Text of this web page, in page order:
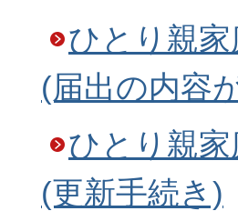
ひとり親
(届出の内容
ひとり親
(更新手続き)